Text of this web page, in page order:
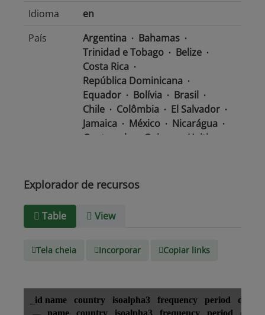
Idioma
en
País
Argentina
Bahamas
Trinidad e Tobago
Belize
Costa Rica
República Dominicana
Equador
Bolívia
Brasil
Chile
Colômbia
El Salvador
Jamaica
México
Nicarágua
Guatemala
Guiana
Haiti
Paraguai
Peru
Tipo de
Mídia
Explorador de recursos
Table View
Tela cheia Incorporar Copiar links